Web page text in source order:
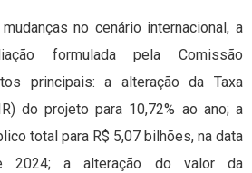
no cenário internacional, a
formulada pela Comissão
principais: a alteração da Taxa
do projeto para 10,72% ao ano; a
total para R$ 5,07 bilhões, na data
2024; a alteração do valor da